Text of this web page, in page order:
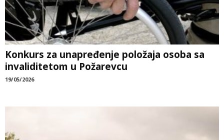
Konkurs za unapređenje položaja osoba sa
invaliditetom u Požarevcu
19/05/2026